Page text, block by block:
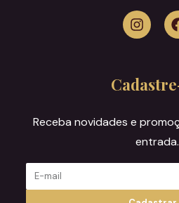
Receba novidades e
entrada.